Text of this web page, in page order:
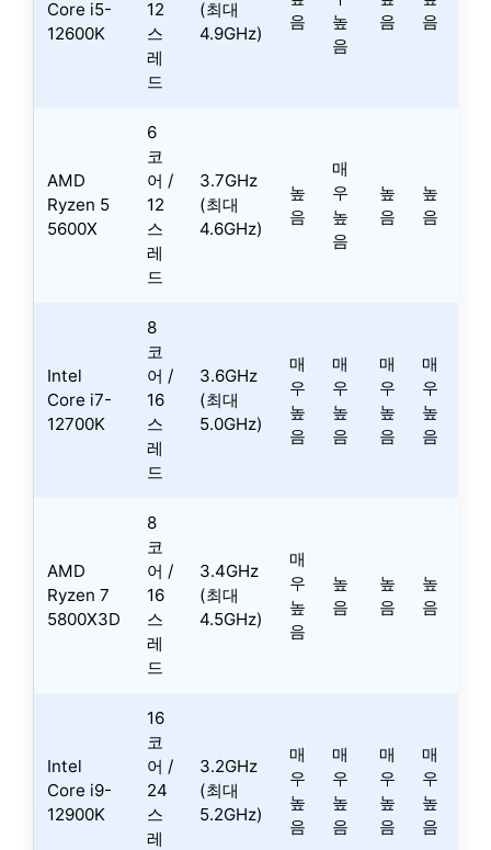
Core i5-
12600K
12
스
레
드
(최대
4.9GHz)
음
높
음
음
음
AMD
Ryzen 5
5600X
6
코
어 /
12
스
레
드
3.7GHz
(최대
4.6GHz)
높
음
매
우
높
음
높
음
높
음
Intel
Core i7-
12700K
8
코
어 /
16
스
레
드
3.6GHz
(최대
5.0GHz)
매
우
높
음
매
우
높
음
매
우
높
음
매
우
높
음
AMD
Ryzen 7
5800X3D
8
코
어 /
16
스
레
드
3.4GHz
(최대
4.5GHz)
매
우
높
음
높
음
높
음
높
음
Intel
Core i9-
12900K
16
코
어 /
24
스
레
3.2GHz
(최대
5.2GHz)
매
우
높
음
매
우
높
음
매
우
높
음
매
우
높
음